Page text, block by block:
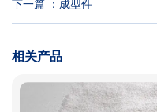
下一篇 ： 成型件
相关产品